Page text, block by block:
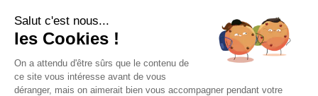
Vente Appartement Villefranche-sur-Mer 790 000 €
m 2
Salut c'est nous...
les Cookies !
On a attendu d'être sûrs que le contenu de
ce site vous intéresse avant de vous
déranger, mais on aimerait bien vous accompagner pendant votre